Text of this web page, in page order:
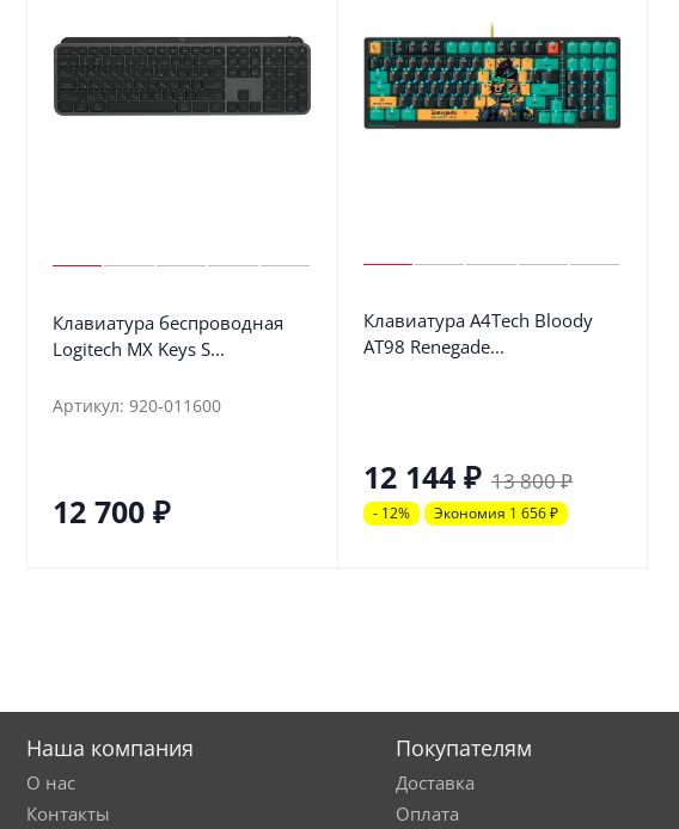
Клавиатура беспроводная
Logitech MX Keys S...
Артикул: 920-011600
12 700 ₽
Клавиатура A4Tech Bloody
AT98 Renegade...
12 144 ₽ 13 800₽
- 12% Экономия 1 656₽
Наша компания
О нас
Контакты
Покупателям
Доставка
Оплата